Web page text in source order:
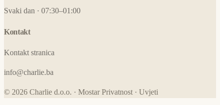
Svaki dan · 07:30–01:00
Kontakt
Kontakt stranica
info@charlie.ba
© 2026 Charlie d.o.o. · Mostar Privatnost · Uvjeti